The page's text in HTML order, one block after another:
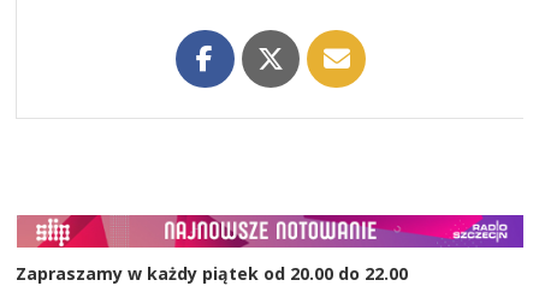
Zapraszamy w każdy piątek od 20.00 do 22.00